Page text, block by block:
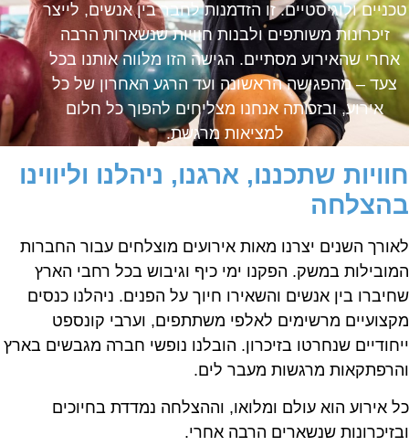
ולוגיסטיים. זו הזדמנות לחבר בין אנשים, לייצר
זיכרונות משותפים ולבנות חוויות שנשארות הרבה
אחרי שהאירוע מסתיים. הגישה הזו מלווה אותנו בכל
צעד – מהפגישה הראשונה ועד הרגע האחרון של כל
אירוע, ובזכותה אנחנו מצליחים להפוך כל חלום
למציאות מרגשת.
שתכננו, ארגנו, ניהלנו וליווינו
השנים יצרנו מאות אירועים מוצלחים עבור החברות
במשק. הפקנו ימי כיף וגיבוש בכל רחבי הארץ
בין אנשים והשאירו חיוך על הפנים. ניהלנו כנסים
מרשימים לאלפי משתתפים, וערבי קונספט
שנחרטו בזיכרון. הובלנו נופשי חברה מגבשים בארץ
מרגשות מעבר לים.
אירוע הוא עולם ומלואו, וההצלחה נמדדת בחיוכים
שנשארים הרבה אחרי.